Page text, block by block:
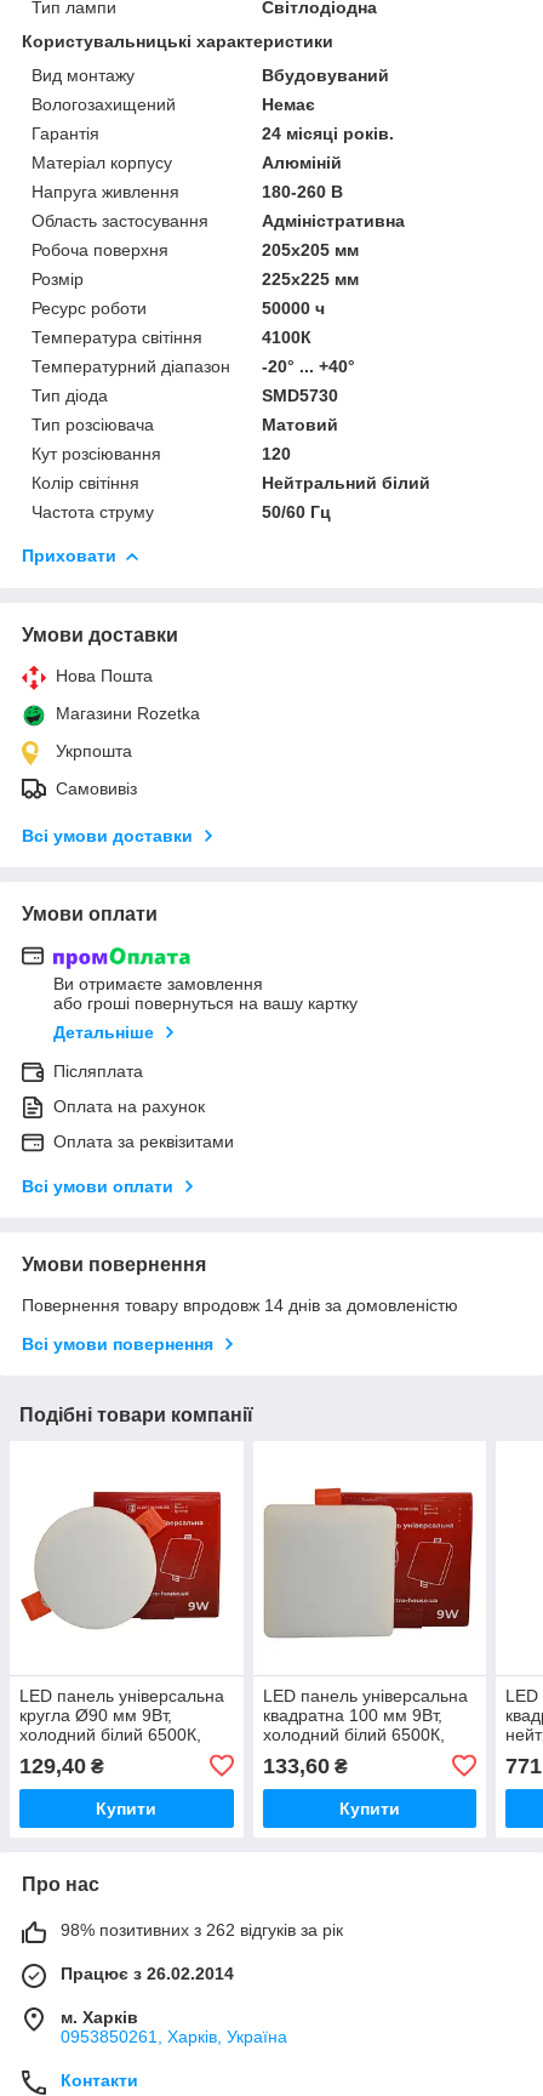
Тип лампи
Світлодіодна
Користувальницькі характеристики
Вид монтажу
Вбудовуваний
Вологозахищений
Немає
Гарантія
24 місяці років.
Матеріал корпусу
Алюміній
Напруга живлення
180-260 В
Область застосування
Адміністративна
Робоча поверхня
205х205 мм
Розмір
225х225 мм
Ресурс роботи
50000 ч
Температура світіння
4100К
Температурний діапазон
-20° ... +40°
Тип діода
SMD5730
Тип розсіювача
Матовий
Кут розсіювання
120
Колір світіння
Нейтральний білий
Частота струму
50/60 Гц
Приховати
Умови доставки
Нова Пошта
Магазини Rozetka
Укрпошта
Самовивіз
Всі умови доставки
Умови оплати
Ви отримаєте замовлення
або гроші повернуться на вашу картку
Детальніше
Післяплата
Оплата на рахунок
Оплата за реквізитами
Всі умови оплати
Умови повернення
Повернення товару впродовж 14 днів за домовленістю
Всі умови повернення
Подібні товари компанії
LED панель універсальна
кругла Ø90 мм 9Вт,
холодний білий 6500К,
129,40 ₴
Купити
LED панель універсальна
квадратна 100 мм 9Вт,
холодний білий 6500К,
133,60₴
Купити
Про нас
98% позитивних з 262 відгуків за рік
Працює з 26.02.2014
м. Харків
0953850261, Харків, Україна
Контакти